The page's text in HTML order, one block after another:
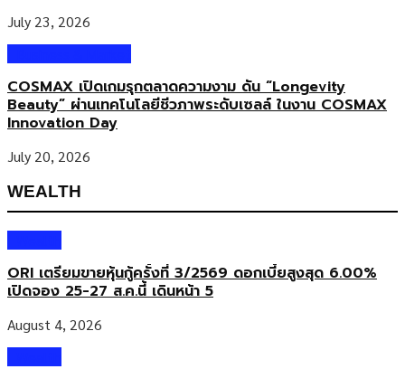
July 23, 2026
COSMAX เปิดเกมรุกตลาดความงาม ดัน “Longevity
Beauty” ผ่านเทคโนโลยีชีวภาพระดับเซลล์ ในงาน COSMAX
Innovation Day
July 20, 2026
WEALTH
ORI เตรียมขายหุ้นกู้ครั้งที่ 3/2569 ดอกเบี้ยสูงสุด 6.00%
เปิดจอง 25-27 ส.ค.นี้ เดินหน้า 5
August 4, 2026